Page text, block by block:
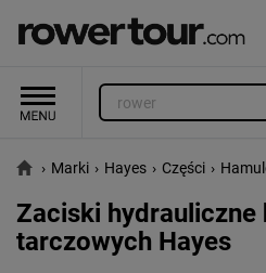
› Marki › Hayes › Części ›
Zaciski hydrauliczne
tarczowych Hayes